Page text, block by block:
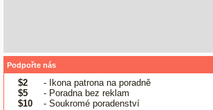
Podpořte nás
$2
- Ikona patrona na poradně
$5
- Poradna bez reklam
$10
- Soukromé poradenství